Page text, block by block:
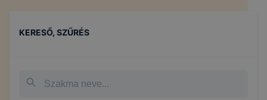
KERESŐ, SZŰRÉS